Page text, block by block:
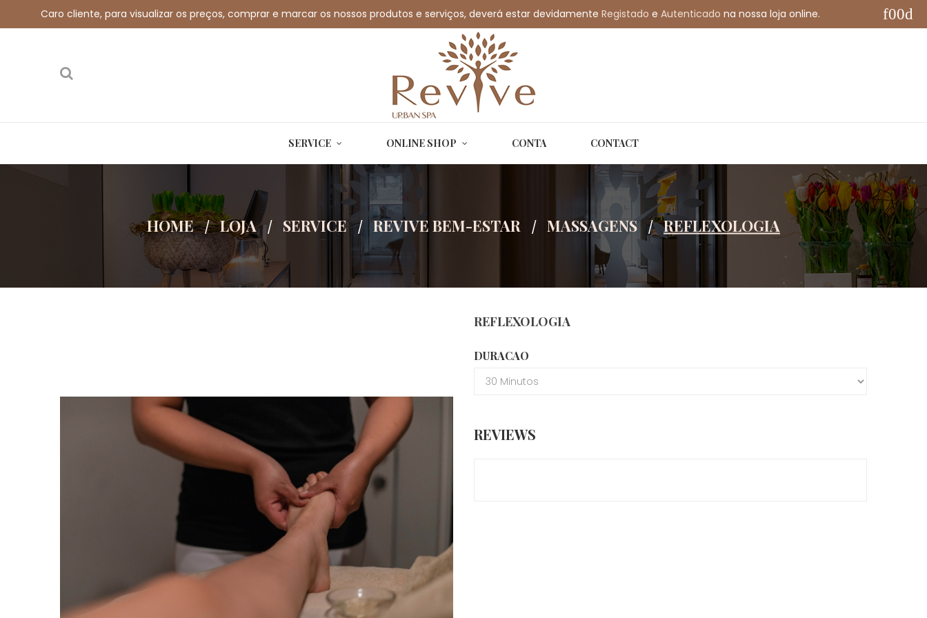
Caro cliente, para visualizar os preços, comprar e marcar os nossos produtos e serviços, deverá estar devidamente Registado e Autenticado na nossa loja online.
Call us free: +351 912 032 115 Email us:shop@revivespa.pt My Account English
SERVICE ONLINE SHOP CONTA CONTACT
HOME LOJA SERVICE REVIVE BEM-ESTAR MASSAGENS REFLEXOLOGIA
REFLEXOLOGIA
DURACAO
REVIEWS